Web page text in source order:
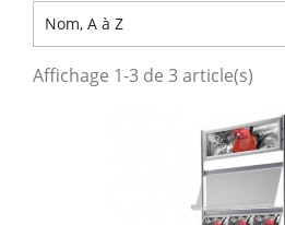
Nom, A à Z
Affichage 1-3 de 3 article(s)